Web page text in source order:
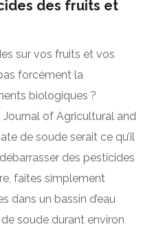
des fruits et
sur vos fruits et vos
forcément la
biologiques ?
Journal of Agricultural and
de soude serait ce qu’il
des pesticides
faites simplement
dans un bassin d’eau
soude durant environ